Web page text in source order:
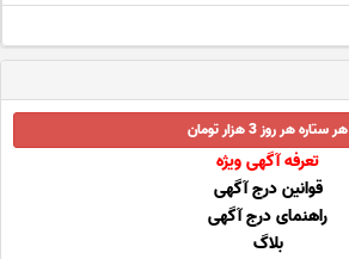
هر ستاره هر روز 3 هزار تومان
تعرفه آگهی ویژه
قوانین درج آگهی
راهنمای درج آگهی
بلاگ